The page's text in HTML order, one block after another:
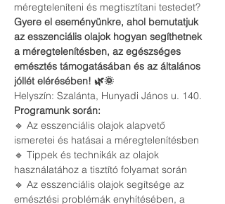
méregteleníteni és megtisztítani testedet?
Gyere el eseményünkre, ahol bemutatjuk
az esszenciális olajok hogyan segíthetnek
a méregtelenítésben, az egészséges
emésztés támogatásában és az általános
jóllét elérésében! 🌿🌞
Helyszín: Szalánta, Hunyadi János u. 140.
Programunk során:
🔹 Az esszenciális olajok alapvető
ismeretei és hatásai a méregtelenítésben
🔹 Tippek és technikák az olajok
használatához a tisztító folyamat során
🔹 Az esszenciális olajok segítsége az
emésztési problémák enyhítésében, a